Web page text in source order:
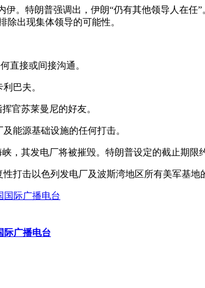
。特朗普强调出，伊朗“仍有其他领导人在
除出现集体领导的可能性。
直接或间接沟通。
巴夫。
官苏莱曼尼的好友。
能源基础设施的任何打击。
，其发电厂将被摧毁。特朗普设定的截止期限
打击以色列发电厂及波斯湾地区所有美军基地
际广播电台